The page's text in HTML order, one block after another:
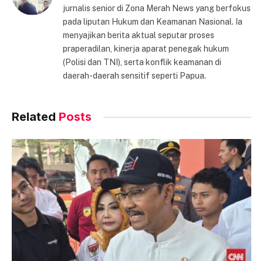
jurnalis senior di Zona Merah News yang berfokus
pada liputan Hukum dan Keamanan Nasional. Ia
menyajikan berita aktual seputar proses
praperadilan, kinerja aparat penegak hukum
(Polisi dan TNI), serta konflik keamanan di
daerah-daerah sensitif seperti Papua.
Related Posts